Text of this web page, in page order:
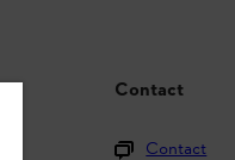
Contact
Contact